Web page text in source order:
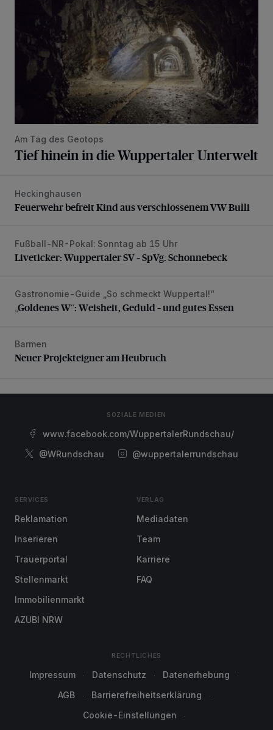
Am Tag des Geotops
Tief hinein in die Wuppertaler Unterwelt
Feuerwehr befreit Kind aus verschlossenem VW Bulli
Heckinghausen
Feuerwehr befreit Kind aus verschlossenem VW Bulli
Liveticker: Wuppertaler SV – SpVg. Schonnebeck
Fußball-NR-Pokal: Sonntag ab 15 Uhr
Liveticker: Wuppertaler SV – SpVg. Schonnebeck
„Goldenes W“: Weisheit, Geduld – und gutes Essen
Gastronomie-Guide „So schmeckt Wuppertal!“
„Goldenes W“: Weisheit, Geduld – und gutes Essen
Neuer Projekteigner am Heubruch
Barmen
Neuer Projekteigner am Heubruch
SOZIALE MEDIEN
www.facebook.com/WuppertalerRundschau/
@WRundschau
@wuppertalerrundschau
SERVICES
Reklamation
Inserieren
Trauerportal
Stellenmarkt
Immobilienmarkt
AZUBI NRW
VERLAG
Mediadaten
Team
Karriere
FAQ
RECHTLICHES
Impressum Datenschutz
Datenerhebung
AGB
Barrierefreiheitserklärung
Cookie-Einstellungen